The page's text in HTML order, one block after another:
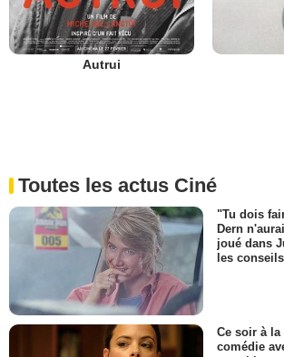
Autrui
Toutes les actus Ciné
"Tu dois
Dern
joué dans
les
Ce soir à la
comédie